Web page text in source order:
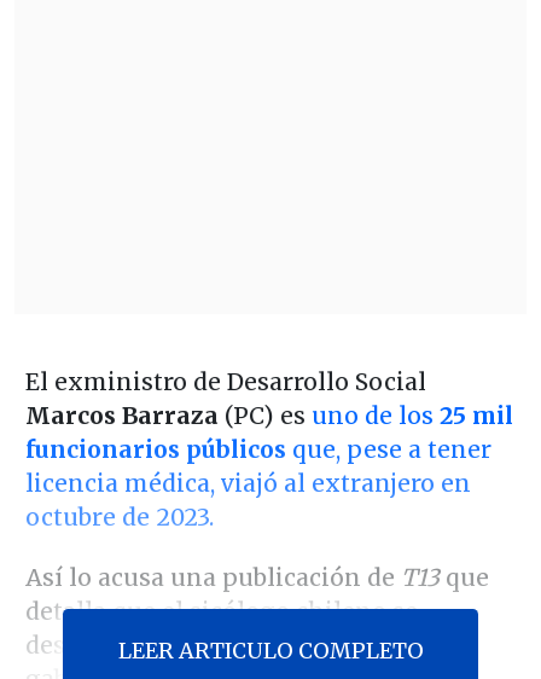
El exministro de Desarrollo Social
Marcos Barraza (PC) es uno de los 25 mil
funcionarios públicos que, pese a tener
licencia médica, viajó al extranjero en
octubre de 2023.
Así lo acusa una publicación de T13que
detalla que el sicólogo chileno se
desempeñaba entonces como jefe de
LEER ARTICULO COMPLETO